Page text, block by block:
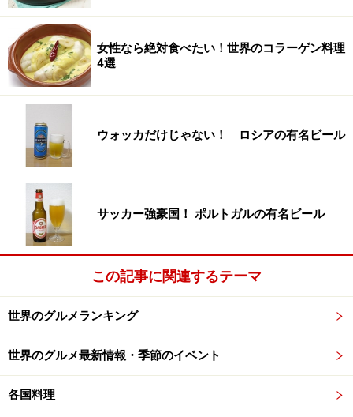
女性なら絶対食べたい！世界のコラーゲン料理
4選
ウォッカだけじゃない！ ロシアの有名ビール
サッカー強豪国！ ポルトガルの有名ビール
この記事に関連するテーマ
世界のグルメランキング
世界のグルメ最新情報・季節のイベント
各国料理